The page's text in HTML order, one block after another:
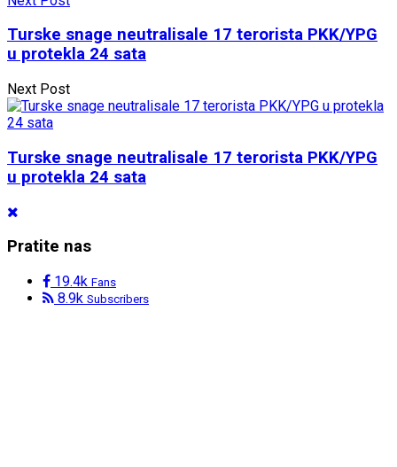
Turske snage neutralisale 17 terorista PKK/YPG
u protekla 24 sata
Next Post
Turske snage neutralisale 17 terorista PKK/YPG
u protekla 24 sata
Pratite nas
19.4k Fans
8.9k Subscribers